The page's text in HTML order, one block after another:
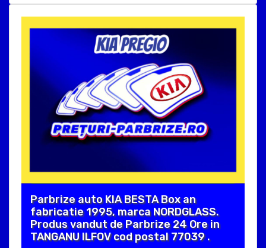
Parbrize auto KIA BESTA Box an
fabricatie 1995, marca NORDGLASS.
Produs vandut de Parbrize 24 Ore in
TANGANU ILFOV cod postal 77039 .